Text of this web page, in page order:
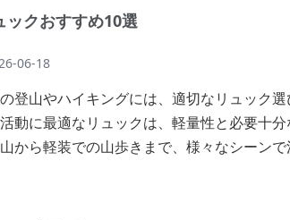
ックおすすめ10選
06-18
登山やハイキングには、適切なリュック選
動に最適なリュックは、軽量性と必要十
から軽装での山歩きまで、様々なシーン